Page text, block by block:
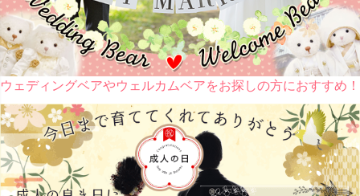
ウェディングベアやウェルカムベアをお探しの方におすすめ！